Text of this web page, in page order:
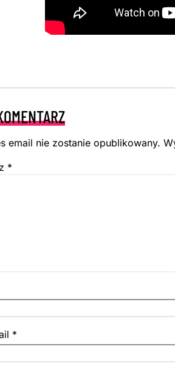
email nie zostanie opublikowany.
*
*